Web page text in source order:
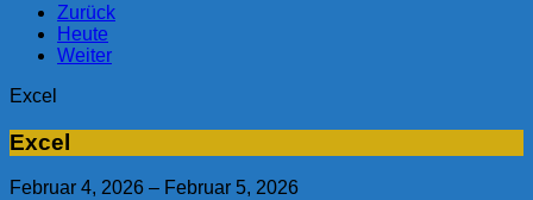
Zurück
Heute
Weiter
Excel
Excel
Februar 4, 2026 – Februar 5, 2026